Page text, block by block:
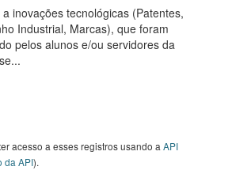
inovações tecnológicas (Patentes,
Industrial, Marcas), que foram
pelos alunos e/ou servidores da
acesso a esses registros usando a API
da API).